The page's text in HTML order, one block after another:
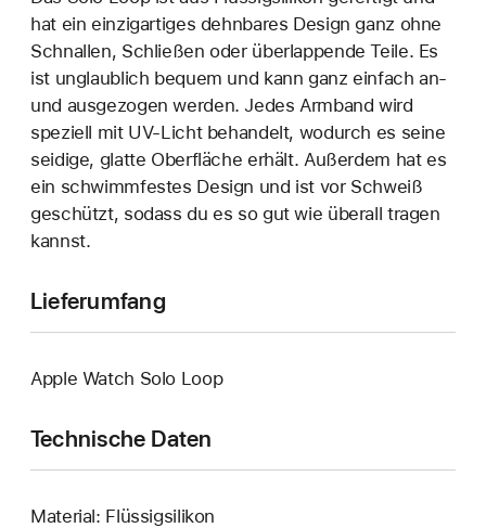
hat ein einzigartiges dehn­bares Design ganz ohne
Schnallen, Schließen oder überlappende Teile. Es
ist unglaublich bequem und kann ganz einfach an‑
und ausgezogen werden. Jedes Armband wird
speziell mit UV-Licht behandelt, wodurch es seine
seidige, glatte Oberfläche erhält. Außerdem hat es
ein schwimmfestes Design und ist vor Schweiß
geschützt, sodass du es so gut wie überall tragen
kannst.
Lieferumfang
Apple Watch Solo Loop
Technische Daten
Material: Flüssigsilikon